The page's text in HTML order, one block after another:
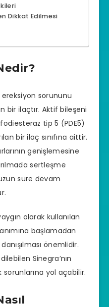
Dikkat Edilmesi
sorununu
bir ilaçtır. Aktif bileşeni
tip 5 (PDE5)
bir ilaç sınıfına aittir.
genişlemesine
sertleşme
süre devam
olarak kullanılan
başlamadan
önemlidir.
Sinegra’nın
sorunlarına yol açabilir.